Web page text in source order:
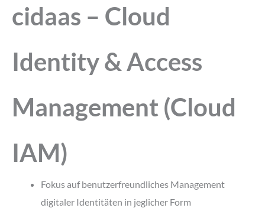
cidaas – Cloud
Identity & Access
Management (Cloud
IAM)
Fokus auf benutzerfreundliches Management
digitaler Identitäten in jeglicher Form